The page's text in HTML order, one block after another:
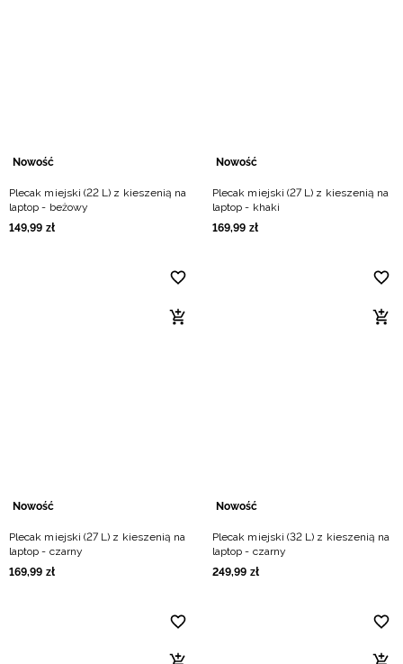
Nowość
Plecak miejski (22 L) z kieszenią na
laptop - beżowy
149,99 zł
Nowość
Plecak miejski (27 L) z kieszenią na
laptop - khaki
169,99 zł
Nowość
Plecak miejski (27 L) z kieszenią na
laptop - czarny
169,99 zł
Nowość
Plecak miejski (32 L) z kieszenią na
laptop - czarny
249,99 zł